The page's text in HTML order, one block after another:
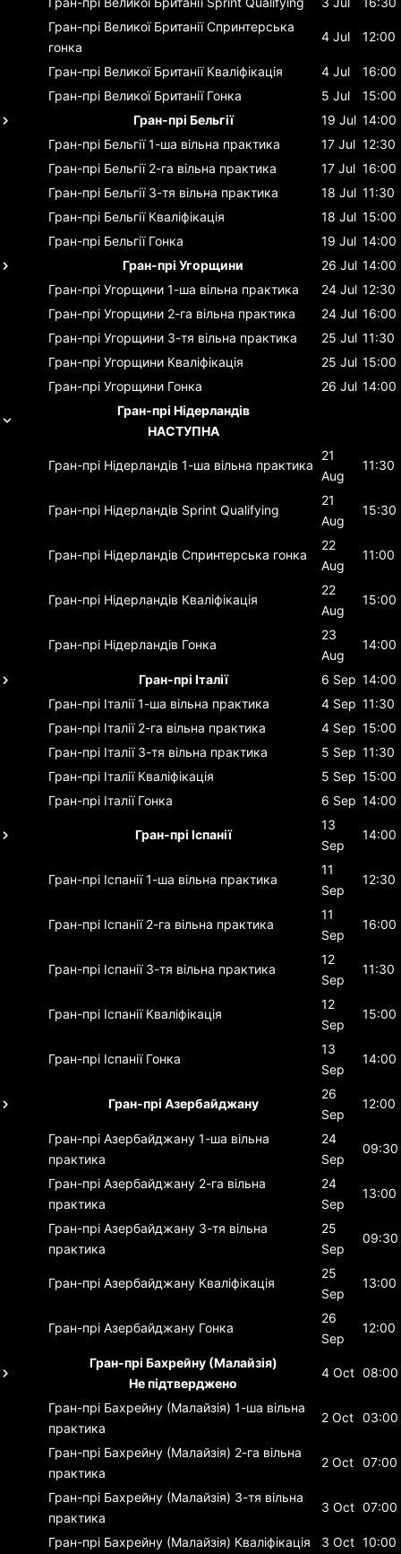
Гран-прі Великої Британії Спринтерська
гонка
4 Jul 12:00
Гран-прі Великої Британії Кваліфікація 4 Jul
16:00
Гран-прі Великої Британії Гонка 5 Jul
15:00
Гран-прі Бельгії
19 Jul 14:00
Гран-прі Бельгії 1-ша вільна практика 17 Jul 12:30
Гран-прі Бельгії 2-га вільна практика 17 Jul 16:00
Гран-прі Бельгії 3-тя вільна практика 18 Jul 11:30
Гран-прі Бельгії Кваліфікація 18 Jul 15:00
Гран-прі Бельгії Гонка 19 Jul 14:00
Гран-прі Угорщини
26 Jul 14:00
Гран-прі Угорщини 1-ша вільна практика 24 Jul 12:30
Гран-прі Угорщини 2-га вільна практика 24 Jul 16:00
Гран-прі Угорщини 3-тя вільна практика 25 Jul 11:30
Гран-прі Угорщини Кваліфікація 25 Jul 15:00
Гран-прі Угорщини Гонка 26 Jul 14:00
Гран-прі Нідерландів
НАСТУПНА
Гран-прі Нідерландів 1-ша вільна практика
21
Aug
11:30
Гран-прі Нідерландів Sprint Qualifying
21
Aug
15:30
Гран-прі Нідерландів Спринтерська гонка
22
Aug
11:00
Гран-прі Нідерландів Кваліфікація
22
Aug
15:00
Гран-прі Нідерландів Гонка
23
Aug
14:00
Гран-прі Італії 6 Sep 14:00
Гран-прі Італії 1-ша вільна практика 4 Sep 11:30
Гран-прі Італії 2-га вільна практика 4 Sep 15:00
Гран-прі Італії 3-тя вільна практика 5 Sep 11:30
Гран-прі Італії Кваліфікація 5 Sep 15:00
Гран-прі Італії Гонка 6 Sep 14:00
Гран-прі Іспанії
13
Sep
14:00
Гран-прі Іспанії 1-ша вільна практика
11
Sep
12:30
Гран-прі Іспанії 2-га вільна практика
11
Sep
16:00
Гран-прі Іспанії 3-тя вільна практика
12
Sep
11:30
Гран-прі Іспанії Кваліфікація
12
Sep
15:00
Гран-прі Іспанії Гонка
13
Sep
14:00
Гран-прі Азербайджану
26
Sep
12:00
Гран-прі Азербайджану 1-ша вільна
практика
24
Sep
09:30
Гран-прі Азербайджану 2-га вільна
практика
24
Sep
13:00
Гран-прі Азербайджану 3-тя вільна
практика
25
Sep
09:30
Гран-прі Азербайджану Кваліфікація
25
Sep
13:00
Гран-прі Азербайджану Гонка
26
Sep
12:00
Гран-прі Бахрейну (Малайзія)
Не підтверджено
4 Oct 08:00
Гран-прі Бахрейну (Малайзія) 1-ша вільна
практика
2 Oct 03:00
Гран-прі Бахрейну (Малайзія) 2-га вільна
практика
2 Oct 07:00
Гран-прі Бахрейну (Малайзія) 3-тя вільна
практика
3 Oct 07:00
Гран-прі Бахрейну (Малайзія) Кваліфікація 3 Oct 10:00